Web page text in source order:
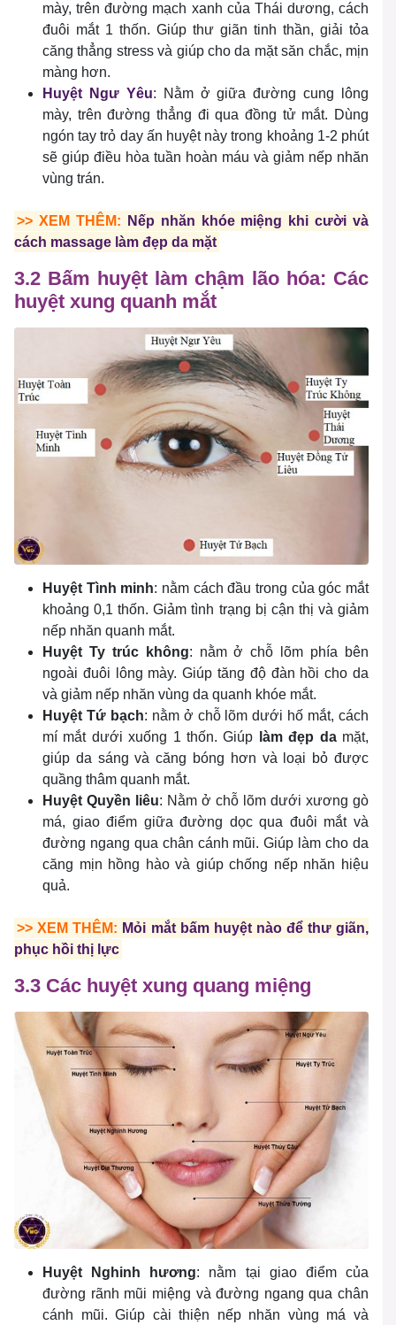
mày, trên đường mạch xanh của Thái dương, cách
đuôi mắt 1 thốn. Giúp thư giãn tinh thần, giải tỏa
căng thẳng stress và giúp cho da mặt săn chắc, mịn
màng hơn.
Huyệt Ngư Yêu: Nằm ở giữa đường cung lông
mày, trên đường thẳng đi qua đồng tử mắt. Dùng
ngón tay trỏ day ấn huyệt này trong khoảng 1-2 phút
sẽ giúp điều hòa tuần hoàn máu và giảm nếp nhăn
vùng trán.
>> XEM THÊM:
Nếp nhăn khóe miệng khi cười và
cách massage làm đẹp da mặt
3.2 Bấm huyệt làm chậm lão hóa: Các
huyệt xung quanh mắt
Huyệt Tình minh: nằm cách đầu trong của góc mắt
khoảng 0,1 thốn. Giảm tình trạng bị cận thị và giảm
nếp nhăn quanh mắt.
Huyệt Ty trúc không: nằm ở chỗ lõm phía bên
ngoài đuôi lông mày. Giúp tăng độ đàn hồi cho da
và giảm nếp nhăn vùng da quanh khóe mắt.
Huyệt Tứ bạch: nằm ở chỗ lõm dưới hố mắt, cách
mí mắt dưới xuống 1 thốn. Giúp
làm đẹp damặt,
giúp da sáng và căng bóng hơn và loại bỏ được
quầng thâm quanh mắt.
Huyệt Quyền liêu: Nằm ở chỗ lõm dưới xương gò
má, giao điểm giữa đường dọc qua đuôi mắt và
đường ngang qua chân cánh mũi. Giúp làm cho da
căng mịn hồng hào và giúp chống nếp nhăn hiệu
quả.
>> XEM THÊM: Mỏi mắt bấm huyệt nào để thư giãn,
phục hồi thị lực
3.3 Các huyệt xung quang miệng
Huyệt Nghinh hương: nằm tại giao điểm của
đường rãnh mũi miệng và đường ngang qua chân
cánh mũi. Giúp cài thiện nếp nhăn vùng má và